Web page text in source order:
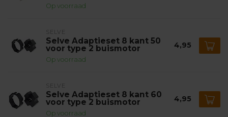
Op voorraad
SELVE
Selve Adaptieset 8 kant 50
voor type 2 buismotor
Op voorraad
4,95
SELVE
Selve Adaptieset 8 kant 60
voor type 2 buismotor
Op voorraad
4,95